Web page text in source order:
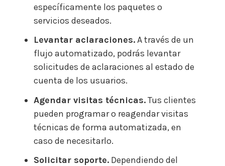
específicamente los paquetes o
servicios deseados.
Levantar aclaraciones.A través de un
flujo automatizado, podrás levantar
solicitudes de aclaraciones al estado de
cuenta de los usuarios.
Agendar visitas técnicas.Tus clientes
pueden programar o reagendar visitas
técnicas de forma automatizada, en
caso de necesitarlo.
Solicitar soporte. Dependiendo del